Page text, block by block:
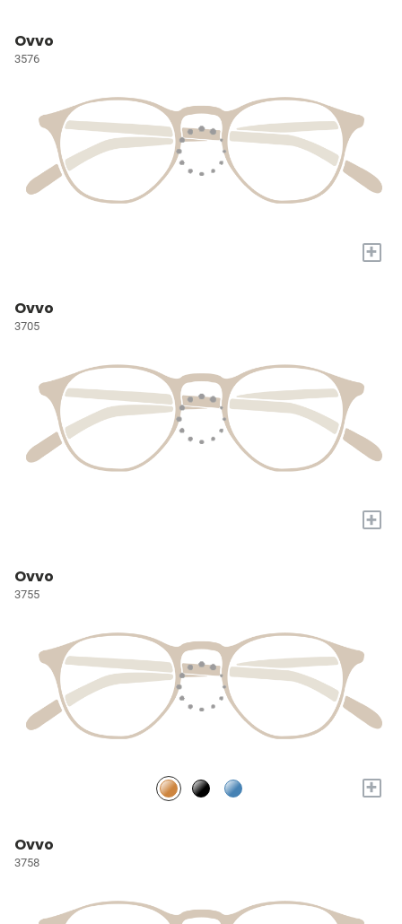
Ovvo
3576
+
Ovvo
3705
+
Ovvo
3755
+
Ovvo
3758